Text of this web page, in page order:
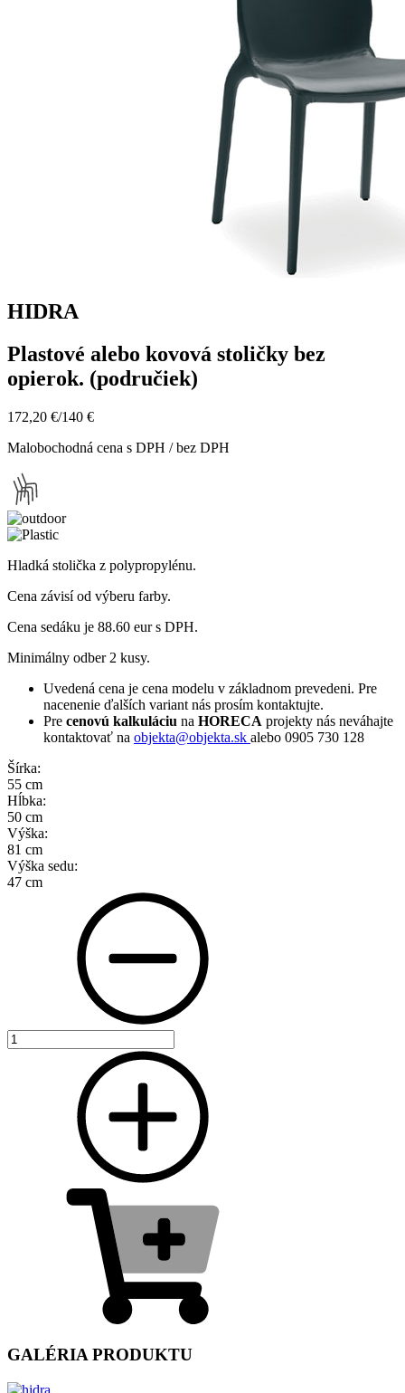
HIDRA
Plastové alebo kovová stoličky bez
opierok. (područiek)
172,20 €/140 €
Malobochodná cena s DPH / bez DPH
Hladká stolička z polypropylénu.
Cena závisí od výberu farby.
Cena sedáku je 88.60 eur s DPH.
Minimálny odber 2 kusy.
Uvedená cena je cena modelu v základnom prevedeni. Pre
nacenenie ďalších variant nás prosím kontaktujte.
Pre cenovú kalkuláciu na HORECA projekty nás neváhajte
kontaktovať na objekta@objekta.sk alebo 0905 730 128
Šírka:
55 cm
Hĺbka:
50 cm
Výška:
81 cm
Výška sedu:
47 cm
GALÉRIA PRODUKTU